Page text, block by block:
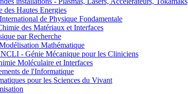
Hautes Energies
de Physique Fondamentale
des Matériaux et Interfaces
par Recherche
Mathématique
- Génie Mécanique pour les Cliniciens
Moléculaire et Interfaces
de l'Informatique
pour les Sciences du Vivant